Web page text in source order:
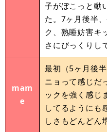
子がぼこっと動
た。7ヶ月後半
ク、熟睡妨害キ
さにびっくりし
mam
e
最初（5ヶ月後
ニョって感じだ
ックを強く感じ
してるようにも
しさもどんどん